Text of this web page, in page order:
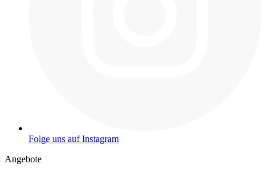
Folge uns auf Instagram
Angebote